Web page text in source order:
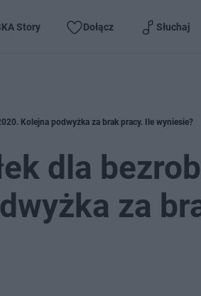
Story Dołącz Słuchaj
Kolejna podwyżka za brak pracy. Ile wyniesie?
dla
za